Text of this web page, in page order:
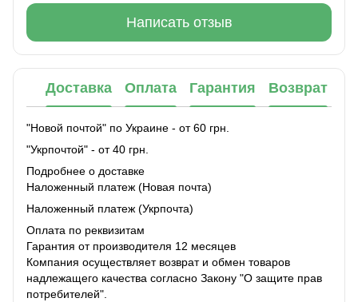
Написать отзыв
Доставка Оплата Гарантия Возврат
"Новой почтой" по Украине - от 60 грн.
"Укрпочтой" - от 40 грн.
Подробнее о доставке
Наложенный платеж (Новая почта)
Наложенный платеж (Укрпочта)
Оплата по реквизитам
Гарантия от производителя 12 месяцев
Компания осуществляет возврат и обмен товаров
надлежащего качества согласно Закону "О защите прав
потребителей".